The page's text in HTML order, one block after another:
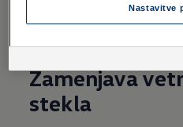
Zamenjava
stekla
Nastavitve